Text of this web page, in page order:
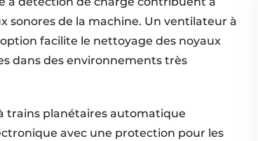
sonores de la machine. Un ventilateur à
facilite le nettoyage des noyaux
dans des environnements très
trains planétaires automatique
avec une protection pour les